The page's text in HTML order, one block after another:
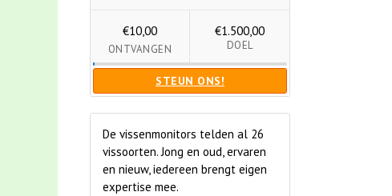
€10,00
ONTVANGEN
€1.500,00
DOEL
STEUN ONS!
De vissenmonitors telden al 26
vissoorten. Jong en oud, ervaren
en nieuw, iedereen brengt eigen
expertise mee.